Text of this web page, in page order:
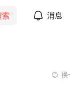
消息
换